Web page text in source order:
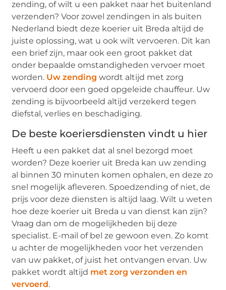
zending, of wilt u een pakket naar het buitenland
verzenden? Voor zowel zendingen in als buiten
Nederland biedt deze koerier uit Breda altijd de
juiste oplossing, wat u ook wilt vervoeren. Dit kan
een brief zijn, maar ook een groot pakket dat
onder bepaalde omstandigheden vervoer moet
worden. Uw zending wordt altijd met zorg
vervoerd door een goed opgeleide chauffeur. Uw
zending is bijvoorbeeld altijd verzekerd tegen
diefstal, verlies en beschadiging.
De beste koeriersdiensten vindt u hier
Heeft u een pakket dat al snel bezorgd moet
worden? Deze koerier uit Breda kan uw zending
al binnen 30 minuten komen ophalen, en deze zo
snel mogelijk afleveren. Spoedzending of niet, de
prijs voor deze diensten is altijd laag. Wilt u weten
hoe deze koerier uit Breda u van dienst kan zijn?
Vraag dan om de mogelijkheden bij deze
specialist. E-mail of bel ze gewoon even. Zo komt
u achter de mogelijkheden voor het verzenden
van uw pakket, of juist het ontvangen ervan. Uw
pakket wordt altijd met zorg verzonden en
vervoerd.